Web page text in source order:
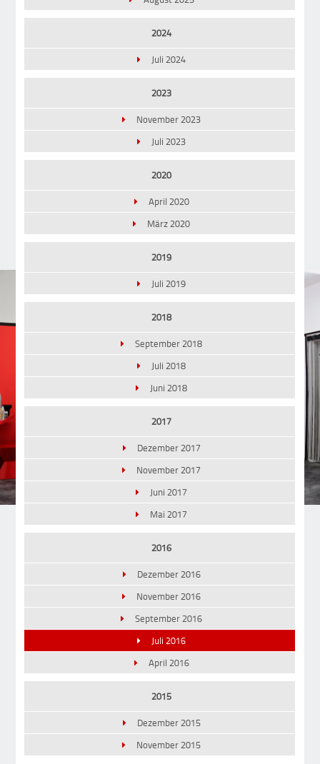
2024
Juli 2024
2023
November 2023
Juli 2023
2020
April 2020
März 2020
2019
Juli 2019
2018
September 2018
Juli 2018
Juni 2018
2017
Dezember 2017
November 2017
Juni 2017
Mai 2017
2016
Dezember 2016
November 2016
September 2016
Juli 2016
April 2016
2015
Dezember 2015
November 2015